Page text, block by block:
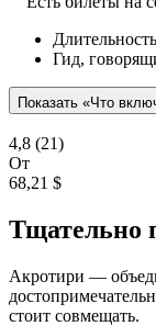
Гид,
Показать «Что
4,8 (21)
От
68,21 $
Тщательно
Акротири —
стоит совмещать.